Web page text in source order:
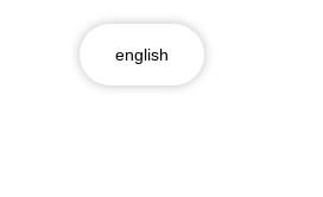
english